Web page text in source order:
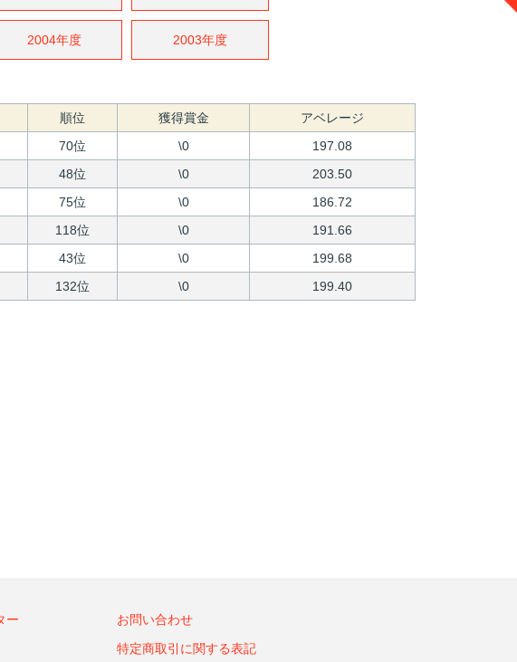
2004年度 2003年度
順位 獲得賞金
アベレージ
70位 \0
197.08
48位 \0
203.50
75位 \0
186.72
118位 \0
191.66
43位 \0
199.68
132位 \0 199.40
ー
お問い合わせ
特定商取引に関する表記